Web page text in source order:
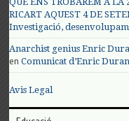
RICART AQUEST 4 DE
Investigació,
Anarchist genius Enric
enComunicat d’Enric
Avis Legal